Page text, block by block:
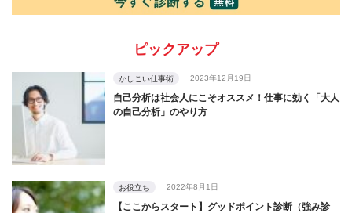
ピックアップ
かしこい仕事術 2023年12月19日
自己分析は社会人にこそオススメ！仕事に効く「大人
の自己分析」のやり方
お役立ち 2022年8月1日
【ここからスタート】グッドポイント診断（強み診